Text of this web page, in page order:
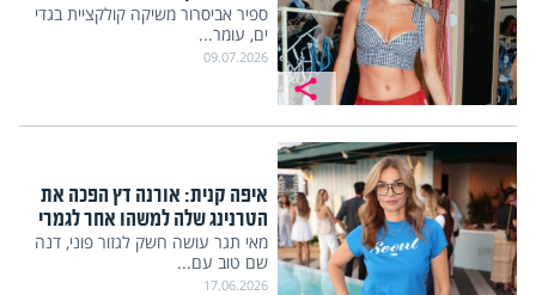
ספיר אביסרור משיקה קולקציית בגדי
ים, עומר...
09.07.2026
איפה קנית: אורנה דץ הפכה את
הטרנינג שלה למשהו אחר לגמרי
מאי תגר עושה חשק לגזור פוני, דנה
שם טוב עם...
17.06.2026